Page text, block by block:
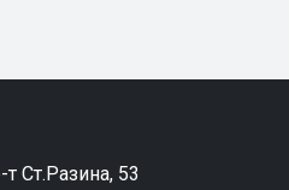
т Ст.Разина, 53